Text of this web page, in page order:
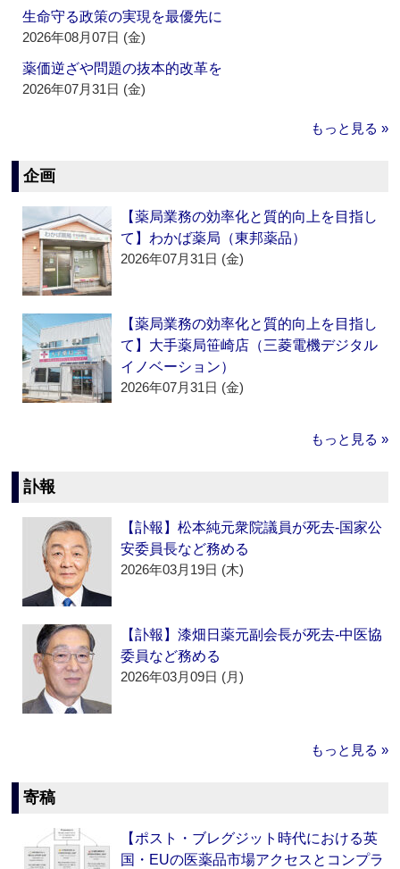
生命守る政策の実現を最優先に
2026年08月07日 (金)
薬価逆ざや問題の抜本的改革を
2026年07月31日 (金)
もっと見る »
企画
【薬局業務の効率化と質的向上を目指し
て】わかば薬局（東邦薬品）
2026年07月31日 (金)
【薬局業務の効率化と質的向上を目指し
て】大手薬局笹崎店（三菱電機デジタル
イノベーション）
2026年07月31日 (金)
もっと見る »
訃報
【訃報】松本純元衆院議員が死去‐国家公
安委員長など務める
2026年03月19日 (木)
【訃報】漆畑日薬元副会長が死去‐中医協
委員など務める
2026年03月09日 (月)
もっと見る »
寄稿
【ポスト・ブレグジット時代における英
国・EUの医薬品市場アクセスとコンプラ